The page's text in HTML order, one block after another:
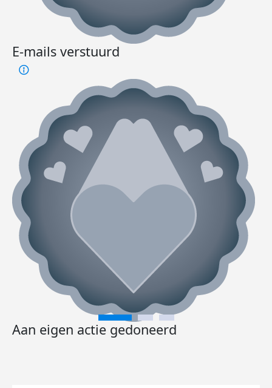
E-mails verstuurd
Aan eigen actie gedoneerd